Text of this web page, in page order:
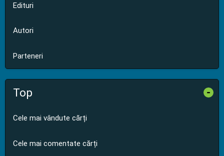
Edituri
Autori
Parteneri
Top -
Cele mai vândute cărți
Cele mai comentate cărți